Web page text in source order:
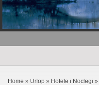
Home » Urlop » Hotele i Noclegi »